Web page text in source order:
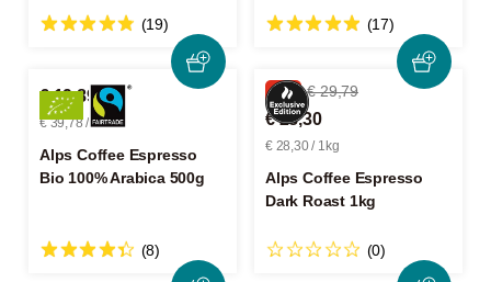
(19) (17)
€ 19,89
€ 39,78 / 1kg
Alps Coffee Espresso
Bio 100% Arabica 500g
(8)
-5% € 29,79
€ 28,30
€ 28,30 / 1kg
Alps Coffee Espresso
Dark Roast 1kg
(0)